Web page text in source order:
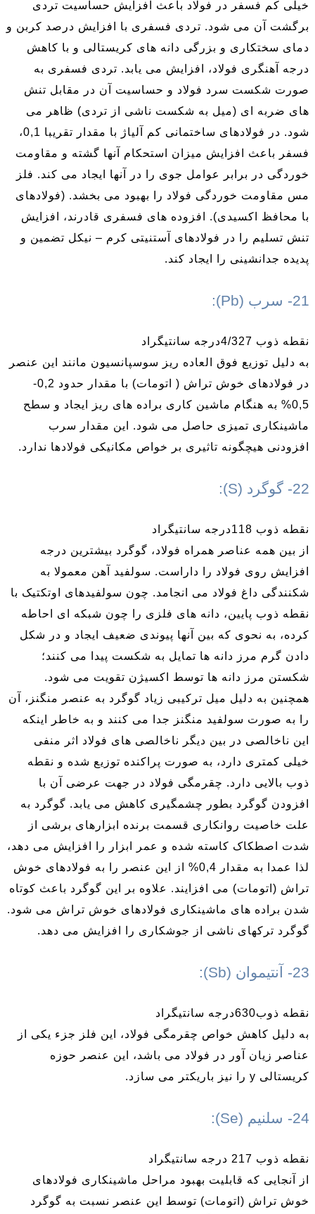
خیلی کم فسفر در فولاد باعث افزایش حساسیت تردی
برگشت آن می شود. تردی فسفری با افزایش درصد کربن و
دمای سختکاری و بزرگی دانه های کریستالی و با کاهش
درجه آهنگری فولاد، افزایش می­ یابد. تردی فسفری به
صورت شکست سرد فولاد و حساسیت آن در مقابل تنش
های ضربه ای (میل به شکست ناشی از تردی) ظاهر می
شود. در فولادهای ساختمانی کم آلیاژ با مقدار تقریبا 0,1،
فسفر باعث افزایش میزان استحکام آنها گشته و مقاومت
خوردگی در برابر عوامل جوی را در آنها ایجاد می کند. فلز
مس مقاومت خوردگی فولاد را بهبود می بخشد. (فولادهای
با محافظ اکسیدی). افزوده های فسفری قادرند، افزایش
تنش تسلیم را در فولادهای آستنیتی کرم – نیکل تضمین و
پدیده جدانشینی را ایجاد کند.
21- سرب (Pb):
نقطه ذوب 4/327درجه سانتیگراد
به دلیل توزیع فوق العاده ریز سوسپانسیون مانند این عنصر
در فولادهای خوش تراش ( اتومات) با مقدار حدود 0,2-
0,5% به هنگام ماشین کاری براده های ریز ایجاد و سطح
ماشینکاری تمیزی حاصل می شود. این مقدار سرب
افزودنی هیچگونه تاثیری بر خواص مکانیکی فولادها ندارد.
22- گوگرد (S):
نقطه ذوب 118درجه سانتیگراد
از بین همه عناصر همراه فولاد، گوگرد بیشترین درجه
افزایش روی فولاد را داراست. سولفید آهن معمولا به
شکنندگی داغ فولاد می انجامد. چون سولفیدهای اوتکتیک با
نقطه ذوب پایین، دانه های فلزی را چون شبکه ای احاطه
کرده، به نحوی که بین آنها پیوندی ضعیف ایجاد و در شکل
دادن گرم مرز دانه ها تمایل به شکست پیدا می کنند؛
شکستن مرز دانه ها توسط اکسیژن تقویت می شود.
همچنین به دلیل میل ترکیبی زیاد گوگرد به عنصر منگنز، آن
را به صورت سولفید منگنز جدا می کنند و به خاطر اینکه
این ناخالصی در بین دیگر ناخالصی های فولاد اثر منفی
خیلی کمتری دارد، به صورت پراکنده توزیع شده و نقطه
ذوب بالایی دارد. چقرمگی فولاد در جهت عرضی آن با
افزودن گوگرد بطور چشمگیری کاهش می یابد. گوگرد به
علت خاصیت روانکاری قسمت برنده ابزارهای برشی از
شدت اصطکاک کاسته شده و عمر ابزار را افزایش می دهد،
لذا عمدا به مقدار 0,4% از این عنصر را به فولادهای خوش
تراش (اتومات) می افزایند. علاوه بر این گوگرد باعث کوتاه
شدن براده های ماشینکاری فولادهای خوش تراش می شود.
گوگرد ترکهای ناشی از جوشکاری را افزایش می دهد.
23- آنتیموان (Sb):
نقطه ذوب630درجه سانتیگراد
به دلیل کاهش خواص چقرمگی فولاد، این فلز جزء یکی از
عناصر زیان آور در فولاد می باشد، این عنصر حوزه
کریستالی y را نیز باریکتر می سازد.
24- سلنیم (Se):
نقطه ذوب 217 درجه سانتیگراد
از آنجایی که قابلیت بهبود مراحل ماشینکاری فولادهای
خوش تراش (اتومات) توسط این عنصر نسبت به گوگرد